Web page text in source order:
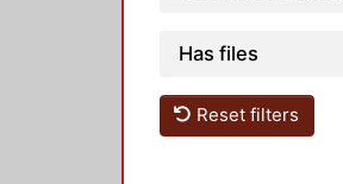
Has files
Reset filters